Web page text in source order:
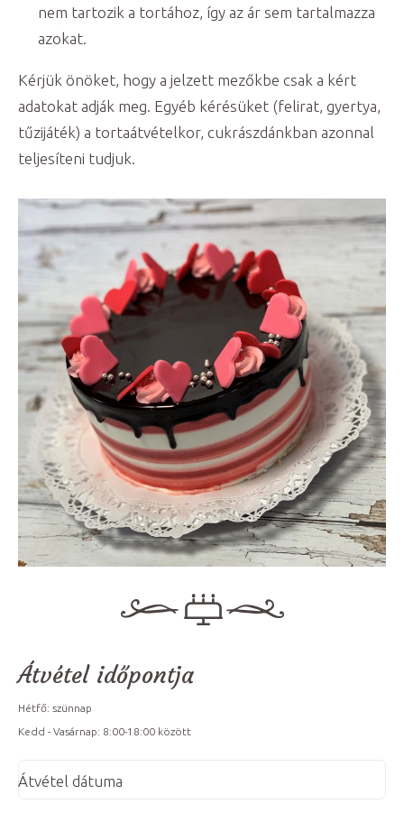
nem tartozik a tortához, így az ár sem tartalmazza
azokat.
Kérjük önöket, hogy a jelzett mezőkbe csak a kért
adatokat adják meg. Egyéb kérésüket (felirat, gyertya,
tűzijáték) a tortaátvételkor, cukrászdánkban azonnal
teljesíteni tudjuk.
Átvétel időpontja
Hétfő: szünnap
Kedd - Vasárnap: 8:00-18:00 között
Átvétel dátuma